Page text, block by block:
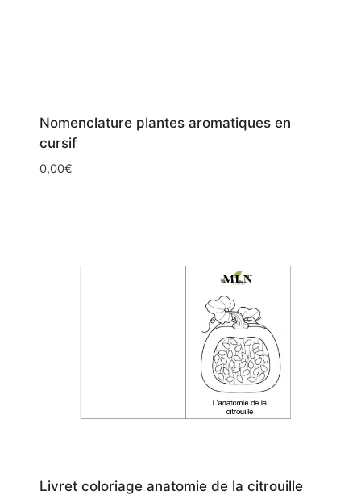
Nomenclature plantes aromatiques en
cursif
0,00€
Livret coloriage anatomie de la citrouille